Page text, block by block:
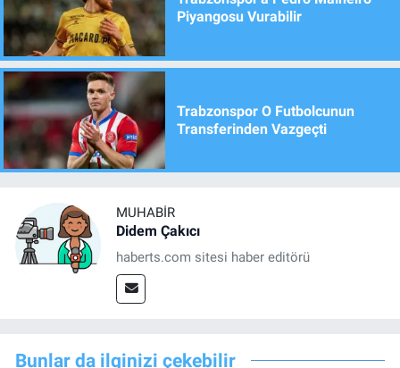
Piyangosu Vurabilir
Trabzonspor O Futbolcunun
Transferinden Vazgeçti
MUHABIR
Didem Çakıcı
haberts.com sitesi haber editörü
Bunlar da ilginizi çekebilir